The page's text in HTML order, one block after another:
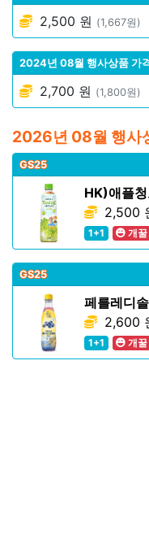
2,500 원 (1,667원)
2024년 08월 행사상품 가
2,700 원 (1,800원)
2026년 08월 행사
GS25
HK)애플
2,500
1+1
개꿀
GS25
페를레디
2,600
1+1
개꿀